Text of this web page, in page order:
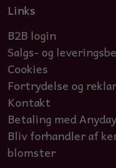
Links
B2B login
Salgs- og
Cookies
Fortrydelse og
Kontakt
Betaling med Anyday
Bliv forhandler af
blomster